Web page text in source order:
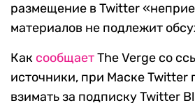
размещение в Twitter
материалов не подлежит
Как сообщаетThe Verge со
источники, при Маске Twitter
взимать за подписку Twitter